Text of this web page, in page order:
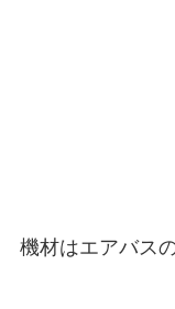
機材はエアバス